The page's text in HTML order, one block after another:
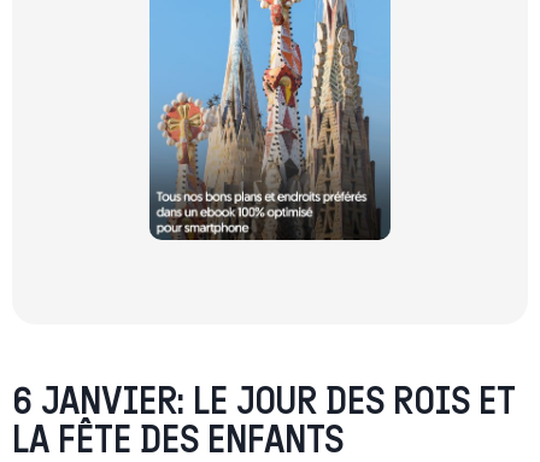
6 JANVIER: LE JOUR DES ROIS ET
LA FÊTE DES ENFANTS